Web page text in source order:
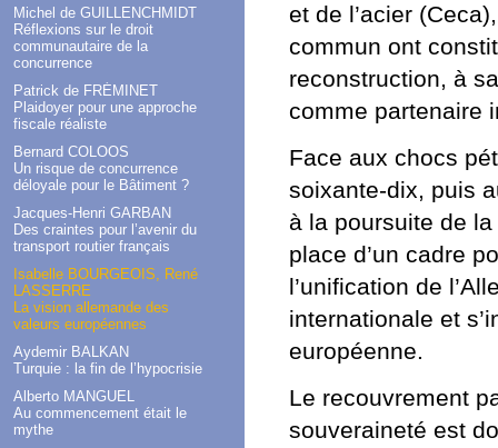
Michel de GUILLENCHMIDT
Réflexions sur le droit
communautaire de la
concurrence
Patrick de FRÉMINET
Plaidoyer pour une approche
fiscale réaliste
Bernard COLOOS
Un risque de concurrence
déloyale pour le Bâtiment ?
Jacques-Henri GARBAN
Des craintes pour l’avenir du
transport routier français
Isabelle BOURGEOIS, René
LASSERRE
La vision allemande des
valeurs européennes
Aydemir BALKAN
Turquie : la fin de l’hypocrisie
Alberto MANGUEL
Au commencement était le
mythe
et de l’acier
commun ont
reconstruction, à
comme partenaire
Face aux chocs
soixante-dix, puis
à la poursuite de
place d’un cadre
l’unification de
internationale et
européenne.
Le recouvrement
souveraineté est